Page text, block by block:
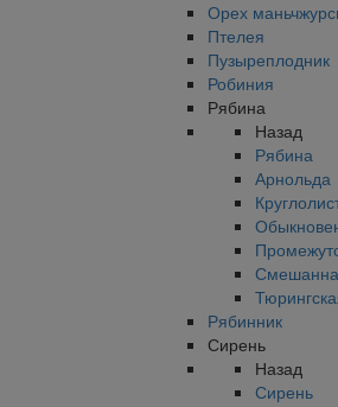
Орех
Птелея
Пузыреплодник
Робиния
Рябина
Назад
Рябина
Арнольда
Рябинник
Сирень
Назад
Сирень